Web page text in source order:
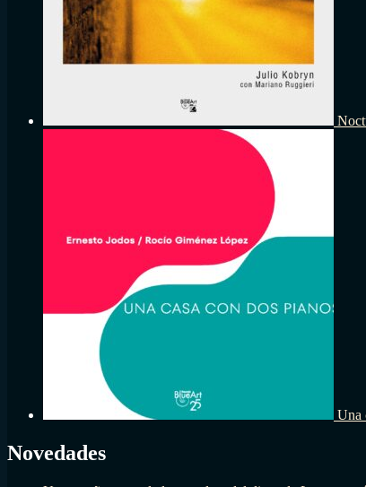
Una
Novedades